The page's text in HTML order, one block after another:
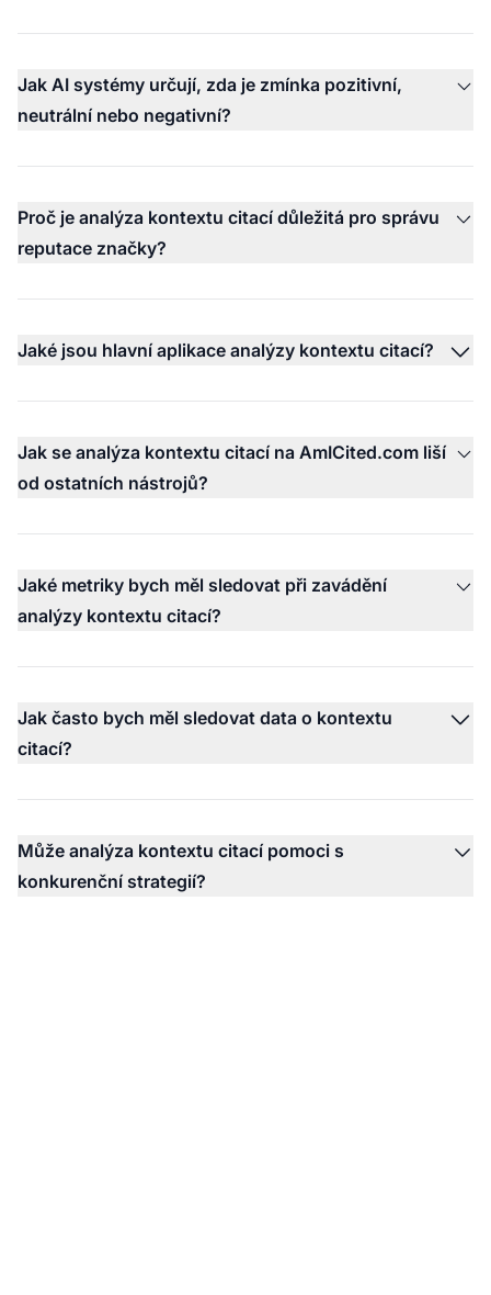
Jak AI systémy určují, zda je zmínka pozitivní,
neutrální nebo negativní?
Proč je analýza kontextu citací důležitá pro správu
reputace značky?
Jaké jsou hlavní aplikace analýzy kontextu citací?
Jak se analýza kontextu citací na AmICited.com liší
od ostatních nástrojů?
Jaké metriky bych měl sledovat při zavádění
analýzy kontextu citací?
Jak často bych měl sledovat data o kontextu
citací?
Může analýza kontextu citací pomoci s
konkurenční strategií?